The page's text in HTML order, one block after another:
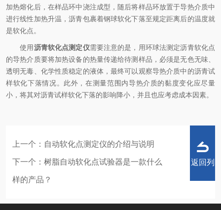
加热熔化后，在样品环中浇注成型，随后将样品环放置于导热介质中
进行线性加热升温，沥青包裹着钢球软化下落至规定距离后的温度就
是软化点。
使用沥青软化点测定仪需要注意的是，用环球法测定沥青软化点
的导热介质要将加热设备的热量传递给待测样品，必须是无色无味、
透明无毒、化学性质稳定的液体，最终可以观察导热介质中的沥青试
样软化下落情况。此外，在测量范围内导热介质的黏度变化应尽量
小，将其对沥青试样软化下落的影响降小，并且也应考虑成本因素。
上一个： 自动软化点测定仪的介绍与说明
下一个： 树脂自动软化点试验器是一款什么
样的产品？
返回列